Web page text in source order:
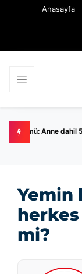
Anasayfa
İBB
Yemin
mi?